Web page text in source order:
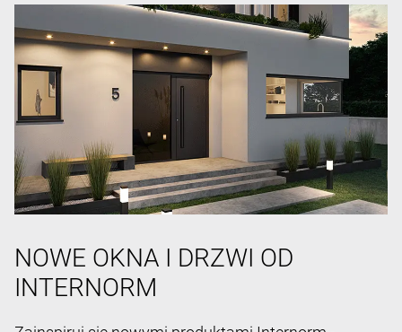
NOWE OKNA I DRZWI OD
INTERNORM